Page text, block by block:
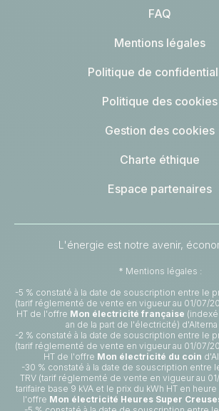
FAQ
Mentions légales
Politique de
Politique des cookies
Gestion des cookies
Charte éthique
Espace partenaires
L'énergie est notre avenir,
* Mentions légales :
-5 % constaté à la date de souscription entre le
(tarif réglementé de vente en vigueur au 01/07/
HT de l'offre Mon électricité française
an de la part de l'électricité)
-2 % constaté à la date de souscription entre le
(tarif réglementé de vente en vigueur au 01/07/
HT de l'offre Mon électricité du coin
-30 % constaté à la date de souscription entre
TRV (tarif réglementé de vente en vigueur au
tarifaire base 9 kVA et le prix du kWh HT en
l'offre Mon électricité Heures Super